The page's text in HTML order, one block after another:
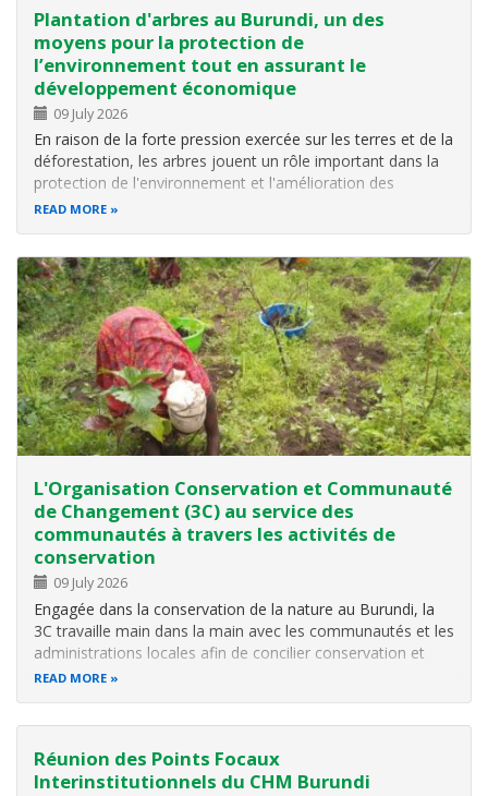
Plantation d'arbres au Burundi, un des
moyens pour la protection de
l’environnement tout en assurant le
développement économique
09 July 2026
En raison de la forte pression exercée sur les terres et de la
déforestation, les arbres jouent un rôle important dans la
protection de l'environnement et l'amélioration des
conditions de vie de la population. Les arbres fournissent
READ MORE
L'Organisation Conservation et Communauté
de Changement (3C) au service des
communautés à travers les activités de
conservation
09 July 2026
Engagée dans la conservation de la nature au Burundi, la
3C travaille main dans la main avec les communautés et les
administrations locales afin de concilier conservation et
développement communautaire. Elle a pour objectif de
READ MORE
Réunion des Points Focaux
Interinstitutionnels du CHM Burundi